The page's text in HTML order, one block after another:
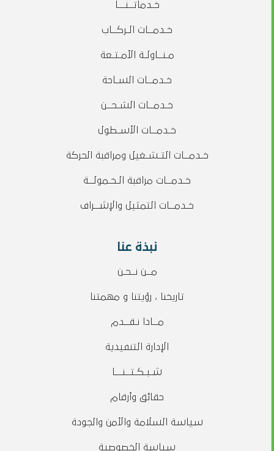
خـدماتــنـــا
خـدمــات الـركــاب
مـنــاولـة الأمـتـعة
خـدمــات السـاحة
خـدمــات الشـحــن
خـدمــات الأسـطول
خـدمــات التـشـغيل ومراقبة الحركة
خـدمــات مراقبة الـحـمولــة
خـدمــات التمثيل والإشــراف
نبذة عنا
مــن نــحـن
تاريخنا ، رؤيتنا و مهمتنا
مــاذا نـقــدم
الإدارة التنفيذية
شـبـكـتــنـــا
حقائق وأرقام
سياسة السلامة والأمن والجودة
سياسة الخصوصية